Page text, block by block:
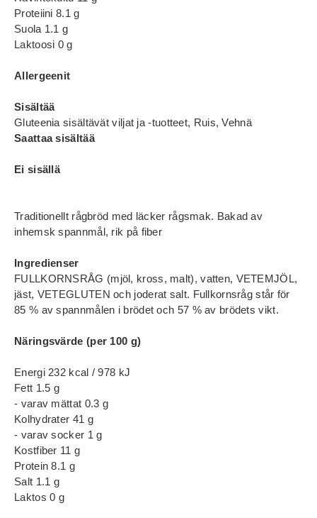
Proteiini 8.1 g
Suola 1.1 g
Laktoosi 0 g
Allergeenit
Sisältää
Gluteenia sisältävät viljat ja -tuotteet, Ruis, Vehnä
Saattaa sisältää
Ei sisällä
Traditionellt rågbröd med läcker rågsmak. Bakad av
inhemsk spannmål, rik på fiber
Ingredienser
FULLKORNSRÅG (mjöl, kross, malt), vatten, VETEMJÖL,
jäst, VETEGLUTEN och joderat salt. Fullkornsråg står för
85 % av spannmålen i brödet och 57 % av brödets vikt.
Näringsvärde (per 100 g)
Energi 232 kcal / 978 kJ
Fett 1.5 g
- varav mättat 0.3 g
Kolhydrater 41 g
- varav socker 1 g
Kostfiber 11 g
Protein 8.1 g
Salt 1.1 g
Laktos 0 g